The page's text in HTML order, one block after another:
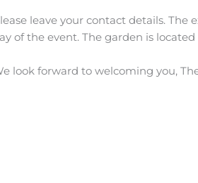
leave your contact details. The
of the event. The garden is
look forward to welcoming you,